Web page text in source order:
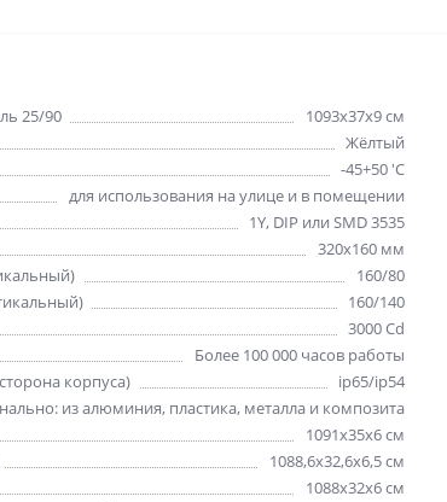
25/90
1093х37х9 см
Жёлтый
-45+50 'C
для использования на улице и в помещении
1Y, DIP или SMD 3535
320х160 мм
160/80
160/140
3000 Cd
Более 100 000 часов работы
корпуса)
ip65/ip54
из алюминия, пластика, металла и композита
1091х35х6 см
1088,6х32,6х6,5 см
1088х32х6 см